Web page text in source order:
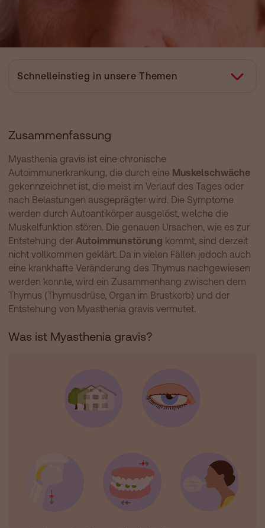
Schnelleinstieg in unsere Themen
Was ist Myasthenia gravis?
Wie entsteht eine Myasthenia gravis?
Wie stellt der behandelnde Arzt eine Myasthenia gravis fest?
Wie wird die Myasthenia gravis behandelt?
Was können Sie selbst bei einer Myasthenia gravis tun?
ICD Code(s)
Zusammenfassung
Myasthenia gravis ist eine chronische
Autoimmunerkrankung, die durch eine Muskelschwäche
gekennzeichnet ist, die meist im Verlauf des Tages oder
nach Belastungen ausgeprägter wird. Die Symptome
werden durch Autoantikörper ausgelöst, welche die
Muskelfunktion stören. Die genauen Ursachen, wie es zur
Entstehung der Autoimmunstörung kommt, sind derzeit
nicht vollkommen geklärt. Da in vielen Fällen jedoch auch
eine krankhafte Veränderung des Thymus nachgewiesen
werden konnte, wird ein Zusammenhang zwischen dem
Thymus (Thymusdrüse, Organ im Brustkorb) und der
Entstehung von Myasthenia gravis vermutet.
Was ist Myasthenia gravis?